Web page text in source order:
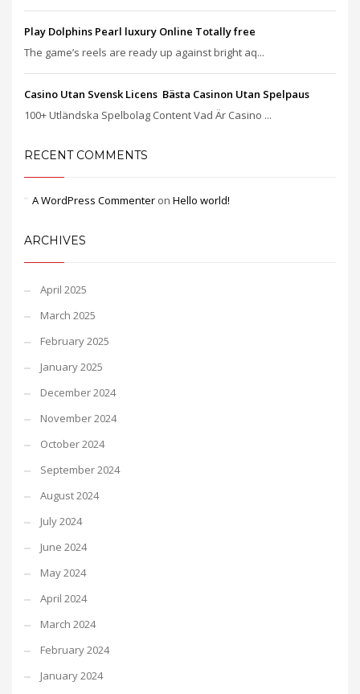
Play Dolphins Pearl luxury Online Totally free
The game’s reels are ready up against bright aq...
Casino Utan Svensk Licens ️ Bästa Casinon Utan Spelpaus
100+ Utländska Spelbolag Content Vad Är Casino ...
RECENT COMMENTS
A WordPress Commenter on Hello world!
ARCHIVES
April 2025
March 2025
February 2025
January 2025
December 2024
November 2024
October 2024
September 2024
August 2024
July 2024
June 2024
May 2024
April 2024
March 2024
February 2024
January 2024